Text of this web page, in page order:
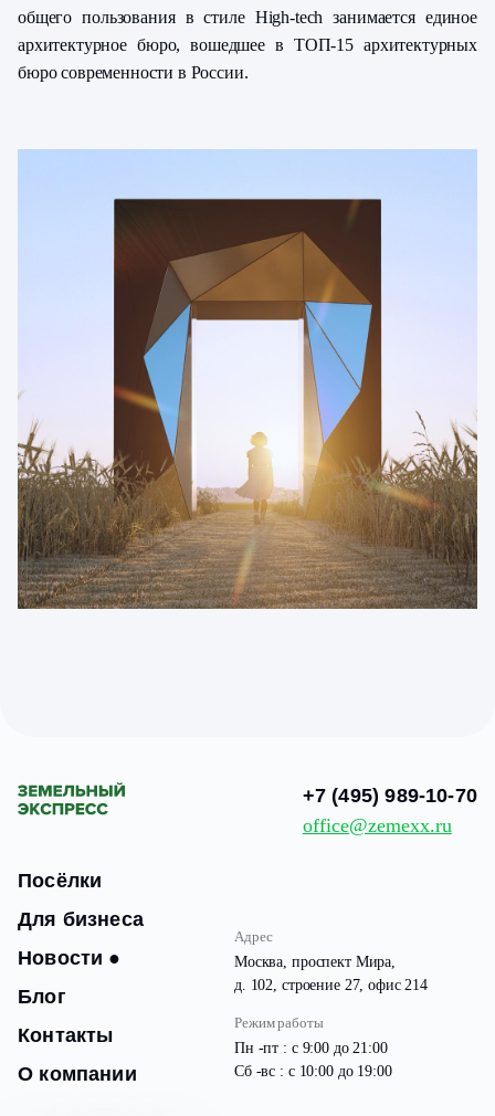
общего пользования в стиле High-tech занимается единое
архитектурное бюро, вошедшее в ТОП-15 архитектурных
бюро современности в России.
Посёлки
Для бизнеса
Новости ●
Блог
Контакты
О компании
Адрес
Москва, проспект Мира,
д. 102, строение 27, офис 214
Режим работы
Пн -пт : с 9:00 до 21:00
Сб -вс : с 10:00 до 19:00
+7 (495) 989-10-70
office@zemexx.ru